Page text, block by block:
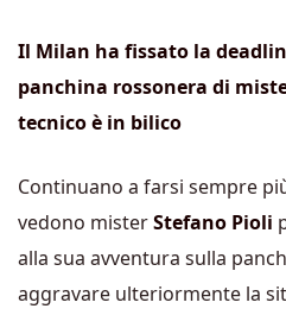
Il Milan ha fissato la
panchina rossonera di
tecnico è in bilico
Continuano a farsi sempre
vedono misterStefano Pioli
alla sua avventura sulla
aggravare ulteriormente la